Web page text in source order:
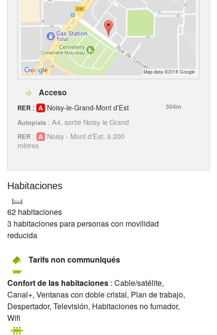
Acceso
RER : Noisy-le-Grand-Mont d'Est
304m
Autopista : A4, sortie Noisy le Grand
RER :
Noisy - Mont d'Est, à 200
mètres
Habitaciones
62 habitaciones
3 habitaciones para personas con movilidad
reducida
Tarifs non communiqués
Confort de las habitaciones : Cable/satélite,
Canal+, Ventanas con doble cristal, Plan de trabajo,
Despertador, Televisión, Habitaciones no fumador,
Wifi